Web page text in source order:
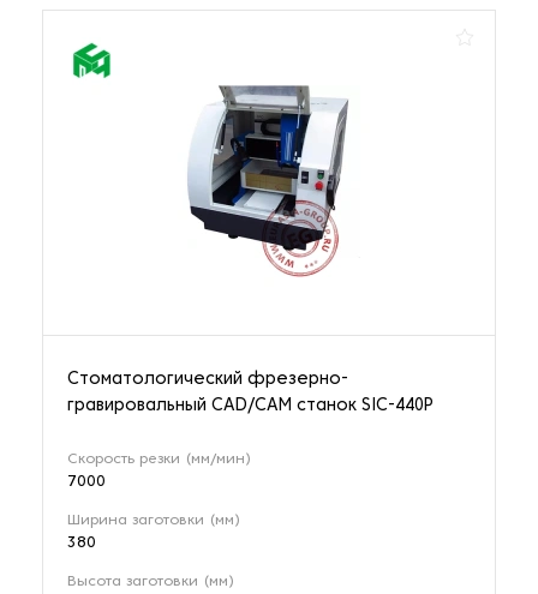
Стоматологический фрезерно-
гравировальный CAD/CAM станок SIC-440P
Скорость резки (мм/мин)
7000
Ширина заготовки (мм)
380
Высота заготовки (мм)